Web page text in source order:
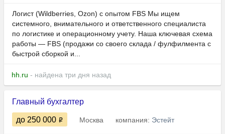
Логист (Wildberries, Ozon) с опытом FBS Мы ищем
системного, внимательного и ответственного специалиста
по логистике и операционному учету. Наша ключевая схема
работы — FBS (продажи со своего склада / фулфилмента с
быстрой сборкой и...
hh.ru - найдена три дня назад
Главный бухгалтер
до 250 000 Москва компания: Эстейт